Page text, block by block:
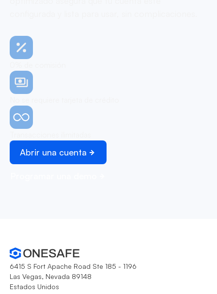
Abrir una cuenta
6415 S Fort Apache Road Ste 185 - 1196
Las Vegas, Nevada 89148
Estados Unidos